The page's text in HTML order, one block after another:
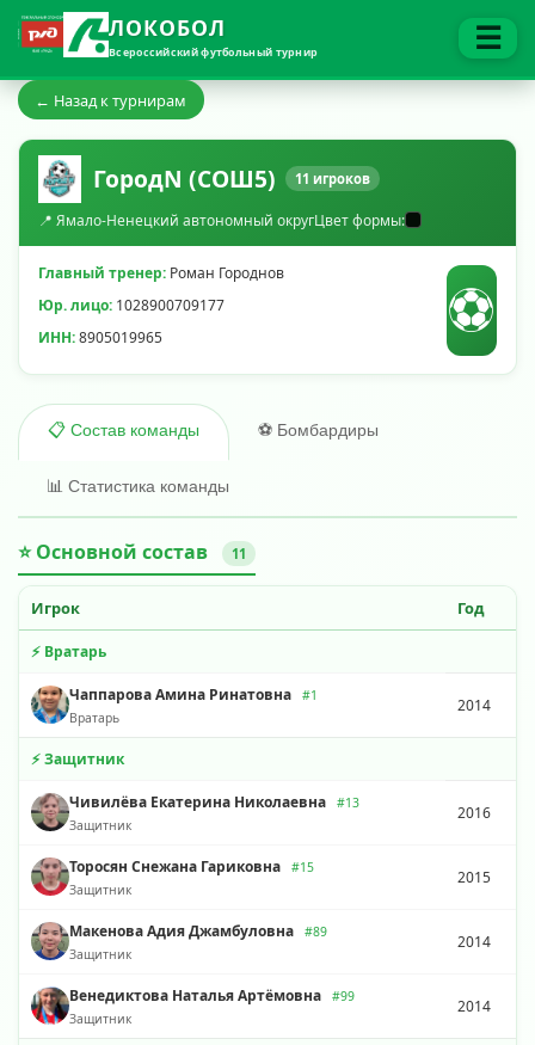
ЛОКОБОЛ
Всероссийский футбольный турнир ☰
← Назад к турнирам
ГородN (СОШ5) 11 игроков
📍 Ямало-Ненецкий автономный округЦвет формы:
Главный тренер: Роман Городнов
Юр. лицо: 1028900709177
ИНН:8905019965 ⚽
📋 Состав команды ⚽ Бомбардиры
📊 Статистика команды
⭐ Основной состав 11
Игрок Год
⚡ Вратарь
Чаппарова Амина Ринатовна
#1
Вратарь
2014
⚡ Защитник
Чивилёва Екатерина Николаевна
#13
Защитник
2016
Торосян Снежана Гариковна
#15
Защитник
2015
Макенова Адия Джамбуловна
#89
Защитник
2014
Венедиктова Наталья Артёмовна
#99
Защитник
2014